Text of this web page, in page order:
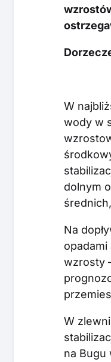
W
wody w
dolnym
Na
wzrosty
W
na Bugu